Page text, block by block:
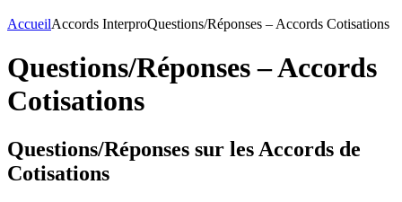
AccueilAccords InterproQuestions/Réponses – Accords Cotisations
Questions/Réponses – Accords
Cotisations
Questions/Réponses sur les Accords de
Cotisations